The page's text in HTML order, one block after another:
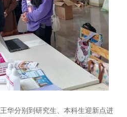
华分别到研究生、本科生迎新点进